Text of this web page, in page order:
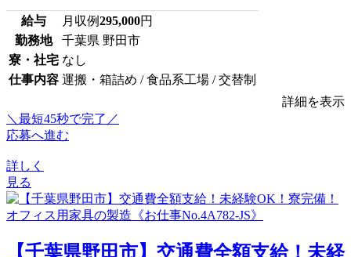
給与 月収例295,000円
勤務地
千葉県 野田市
寮・社宅 なし
仕事内容 運搬・箱詰め / 食品系工場 / 交替制
詳細を表示
＼最短45秒で完了／
応募へ進む
詳しく
見る
【千葉県野田市】交通費全額支給！未経